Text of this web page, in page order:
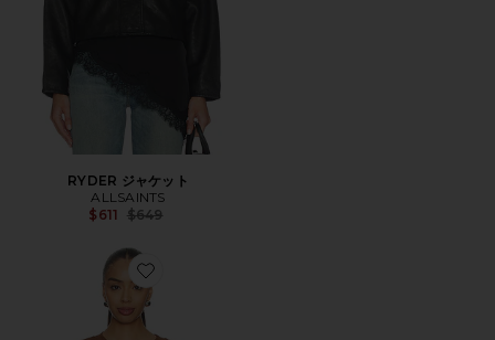
RYDER ジャケット
ALLSAINTS
$611 Previous price:
$649
Favorite LUCK PIPPA セーター